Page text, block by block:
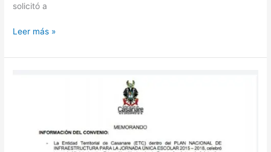
solicitó a
Leer más »
construcción